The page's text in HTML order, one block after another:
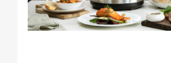
á
n
k